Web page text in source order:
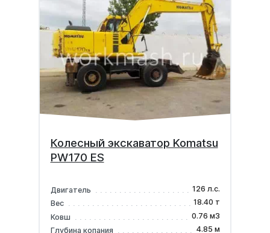
Колесный экскаватор Komatsu
PW170 ES
Двигатель
126 л.с.
Вес
18.40 т
Ковш
0.76 м3
Глубина копания
4.85 м